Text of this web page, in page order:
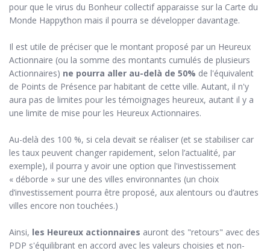
pour que le virus du Bonheur collectif apparaisse sur la Carte du
Monde Happython mais il pourra se développer davantage.
Il est utile de préciser que le montant proposé par un Heureux
Actionnaire (ou la somme des montants cumulés de plusieurs
Actionnaires) ne pourra aller au-delà de 50% de l'équivalent
de Points de Présence par habitant de cette ville. Autant, il n'y
aura pas de limites pour les témoignages heureux, autant il y a
une limite de mise pour les Heureux Actionnaires.
Au-delà des 100 %, si cela devait se réaliser (et se stabiliser car
les taux peuvent changer rapidement, selon l’actualité, par
exemple), il pourra y avoir une option que l'investissement
« déborde » sur une des villes environnantes (un choix
d’investissement pourra être proposé, aux alentours ou d’autres
villes encore non touchées.)
Ainsi, les Heureux actionnaires auront des "retours" avec des
PDP s'équilibrant en accord avec les valeurs choisies et non-